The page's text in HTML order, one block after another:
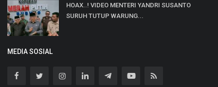
HOAX..! VIDEO MENTERI YANDRI SUSANTO
SURUH TUTUP WARUNG...
MEDIA SOSIAL